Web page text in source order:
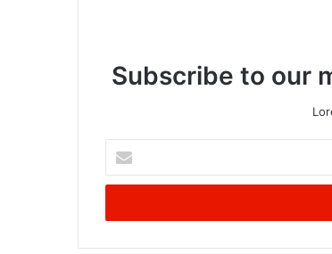
Subscribe to our
your
Email